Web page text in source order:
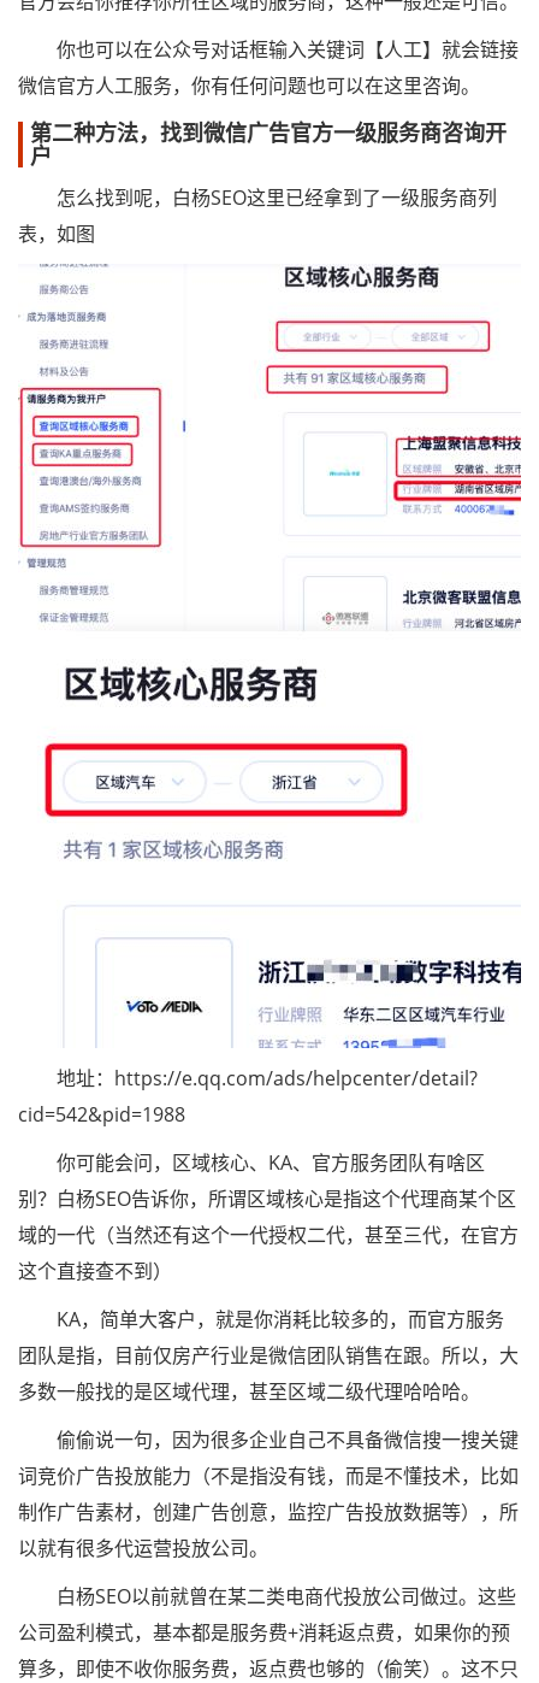
你也可以在公众号对话框输入关键词【人工】就会链接
微信官方人工服务，你有任何问题也可以在这里咨询。
第二种方法，找到微信广告官方一级服务商咨询开
户
怎么找到呢，白杨SEO这里已经拿到了一级服务商列
表，如图
地址：https://e.qq.com/ads/helpcenter/detail?
cid=542&pid=1988
你可能会问，区域核心、KA、官方服务团队有啥区
别？白杨SEO告诉你，所谓区域核心是指这个代理商某个区
域的一代（当然还有这个一代授权二代，甚至三代，在官方
这个直接查不到）
KA，简单大客户，就是你消耗比较多的，而官方服务
团队是指，目前仅房产行业是微信团队销售在跟。所以，大
多数一般找的是区域代理，甚至区域二级代理哈哈哈。
偷偷说一句，因为很多企业自己不具备微信搜一搜关键
词竞价广告投放能力（不是指没有钱，而是不懂技术，比如
制作广告素材，创建广告创意，监控广告投放数据等），所
以就有很多代运营投放公司。
白杨SEO以前就曾在某二类电商代投放公司做过。这些
公司盈利模式，基本都是服务费+消耗返点费，如果你的预
算多，即使不收你服务费，返点费也够的（偷笑）。这不只